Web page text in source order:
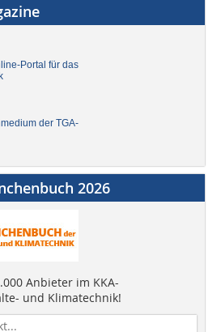
Portal für das
der TGA-
2026
Anbieter im KKA-
und Klimatechnik!